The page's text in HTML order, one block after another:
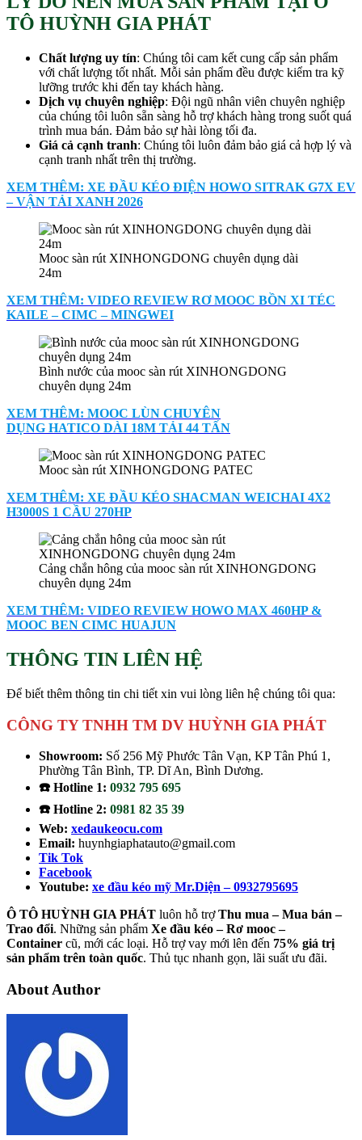
TÔ HUỲNH GIA PHÁT
Chất lượng uy tín: Chúng tôi cam kết cung cấp sản phẩm
với chất lượng tốt nhất. Mỗi sản phẩm đều được kiểm tra kỹ
lưỡng trước khi đến tay khách hàng.
Dịch vụ chuyên nghiệp: Đội ngũ nhân viên chuyên nghiệp
của chúng tôi luôn sẵn sàng hỗ trợ khách hàng trong suốt quá
trình mua bán. Đảm bảo sự hài lòng tối đa.
Giá cả cạnh tranh: Chúng tôi luôn đảm bảo giá cả hợp lý và
cạnh tranh nhất trên thị trường.
XEM THÊM: XE ĐẦU KÉO ĐIỆN HOWO SITRAK G7X EV
– VẬN TẢI XANH 2026
Mooc sàn rút XINHONGDONG chuyên dụng dài
24m
XEM THÊM: VIDEO REVIEW RƠ MOOC BỒN XI TÉC
KAILE – CIMC – MINGWEI
Bình nước của mooc sàn rút XINHONGDONG
chuyên dụng 24m
XEM THÊM: MOOC LÙN CHUYÊN
DỤNG HATICO DÀI 18M TẢI 44 TẤN
Mooc sàn rút XINHONGDONG PATEC
XEM THÊM: XE ĐẦU KÉO SHACMAN WEICHAI 4X2
H3000S 1 CẦU 270HP
Cảng chắn hông của mooc sàn rút XINHONGDONG
chuyên dụng 24m
XEM THÊM: VIDEO REVIEW HOWO MAX 460HP &
MOOC BEN CIMC HUAJUN
THÔNG TIN LIÊN HỆ
Để biết thêm thông tin chi tiết xin vui lòng liên hệ chúng tôi qua:
CÔNG TY TNHH TM DV HUỲNH GIA PHÁT
Showroom: Số 256 Mỹ Phước Tân Vạn, KP Tân Phú 1,
Phường Tân Bình, TP. Dĩ An, Bình Dương.
☎️ Hotline 1: 0932 795 695
☎️ Hotline 2: 0981 82 35 39
Web: xedaukeocu.com
Email: huynhgiaphatauto@gmail.com
Tik Tok
Facebook
Youtube: xe đầu kéo mỹ Mr.Diện – 0932795695
Ô TÔ HUỲNH GIA PHÁT luôn hỗ trợThu mua – Mua bán –
Trao đổi. Những sản phẩm Xe đầu kéo – Rơ mooc –
Container cũ, mới các loại. Hỗ trợ vay mới lên đến 75% giá trị
sản phẩm trên toàn quốc. Thủ tục nhanh gọn, lãi suất ưu đãi.
About Author